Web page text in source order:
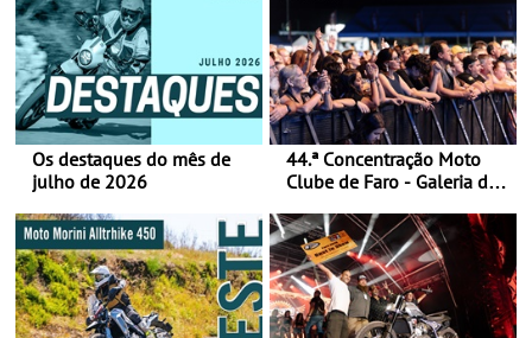
Os destaques do mês de
julho de 2026
44.ª Concentração Moto
Clube de Faro - Galeria de